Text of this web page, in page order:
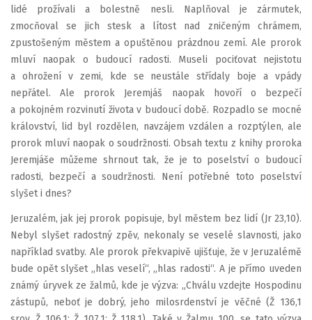
lidé prožívali a bolestně nesli. Naplňoval je zármutek,
zmocňoval se jich stesk a lítost nad zničeným chrámem,
zpustošeným městem a opuštěnou prázdnou zemí. Ale prorok
mluví naopak o budoucí radosti. Museli pociťovat nejistotu
a ohrožení v zemi, kde se neustále střídaly boje a vpády
nepřátel. Ale prorok Jeremjáš naopak hovoří o bezpečí
a pokojném rozvinutí života v budoucí době. Rozpadlo se mocné
království, lid byl rozdělen, navzájem vzdálen a rozptýlen, ale
prorok mluví naopak o soudržnosti. Obsah textu z knihy proroka
Jeremjáše můžeme shrnout tak, že je to poselství o budoucí
radosti, bezpečí a soudržnosti. Není potřebné toto poselství
slyšet i dnes?
Jeruzalém, jak jej prorok popisuje, byl městem bez lidí (Jr 23,10).
Nebyl slyšet radostný zpěv, nekonaly se veselé slavnosti, jako
například svatby. Ale prorok překvapivě ujišťuje, že v Jeruzalémě
bude opět slyšet „hlas veselí“, „hlas radosti“. A je přímo uveden
známý úryvek ze žalmů, kde je výzva: „Chválu vzdejte Hospodinu
zástupů, neboť je dobrý, jeho milosrdenství je věčné (Ž 136,1